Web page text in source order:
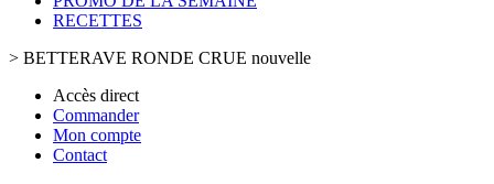
RECETTES
> BETTERAVE RONDE CRUE nouvelle
Accès direct
Commander
Mon compte
Contact